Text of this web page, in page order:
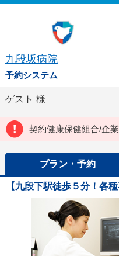
九段坂病院
予約システム
ゲスト 様
契約健康保健組合/企
プラン・予約
【九段下駅徒歩５分！各